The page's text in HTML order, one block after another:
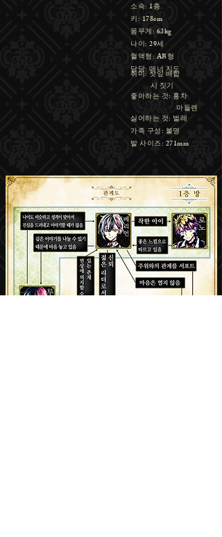
소속: 1층
키: 178cm
몸무게: 63kg
나이: 29세
혈액형: AB형
담당: 매너 지도
취미: 찻잎 배합
시 짓기
좋아하는 것: 홍차
마들렌
​싫어하는 것: 벌레
​​가족 구성: 불명
​발 사이즈: 271mm